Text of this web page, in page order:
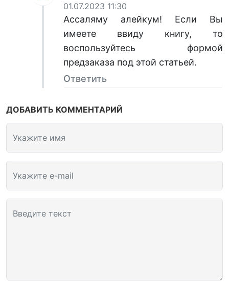
01.07.2023 11:30
Ассаляму алейкум! Если Вы
имеете ввиду книгу, то
воспользуйтесь формой
предзаказа под этой статьей.
Ответить
ДОБАВИТЬ КОММЕНТАРИЙ
Укажите имя
Укажите e-mail
Введите текст